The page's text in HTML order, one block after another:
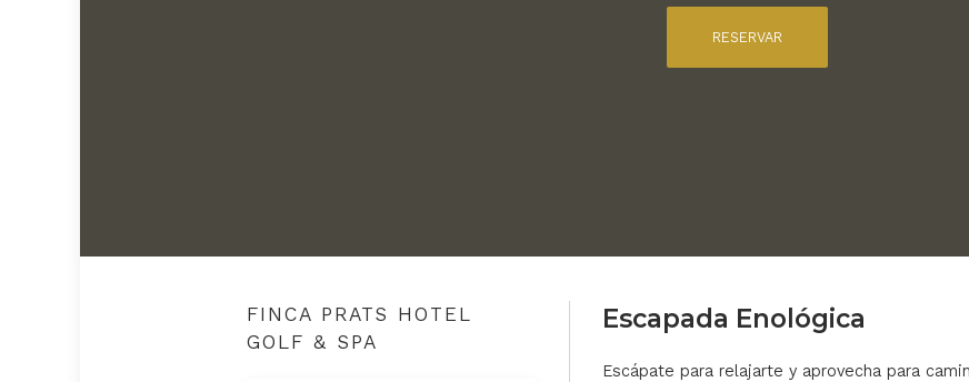
RESERVAR
Escapada Enológica
Escápate para relajarte y aprovecha para
FINCA PRATS HOTEL
GOLF & SPA